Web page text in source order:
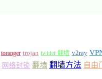
toranger trojan twitter 翻墙 v2ray
网络封锁 翻墙 翻墙方法 自由门